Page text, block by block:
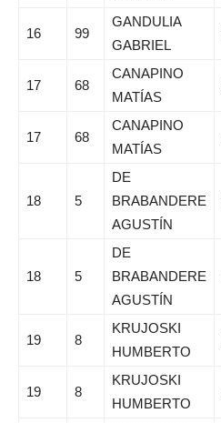
16 99
GANDULIA
GABRIEL
17 68
CANAPINO
MATÍAS
17 68
CANAPINO
MATÍAS
18 5
DE
BRABANDERE
AGUSTÍN
18 5
DE
BRABANDERE
AGUSTÍN
19 8
KRUJOSKI
HUMBERTO
19 8
KRUJOSKI
HUMBERTO